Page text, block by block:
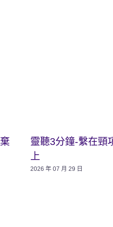
靈聽3分鐘-繫在頸
上
2026 年 07 月 29 日